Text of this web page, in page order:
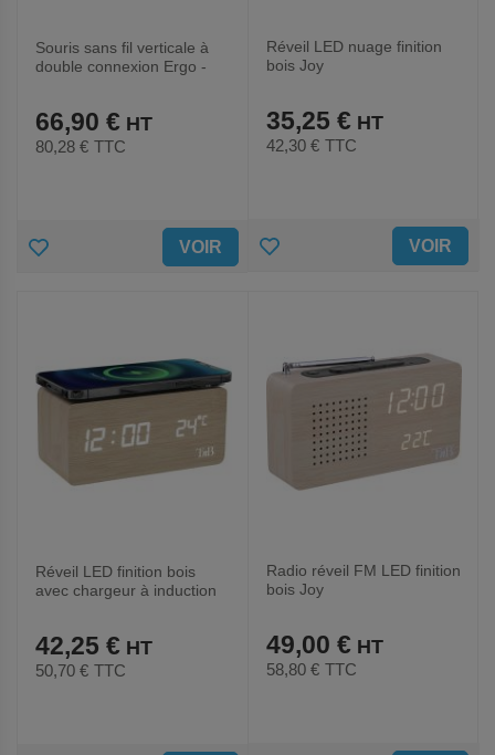
Souris sans fil verticale à
double connexion Ergo -
66,90 €
80,28 € TTC
AJOUTER VOIR
Réveil LED nuage finition
bois Joy
35,25 €
42,30 € TTC
AJOUTER VOIR
Réveil LED finition bois
avec chargeur à induction
42,25 €
50,70 € TTC
Radio réveil FM LED finition
bois Joy
49,00 €
58,80 € TTC